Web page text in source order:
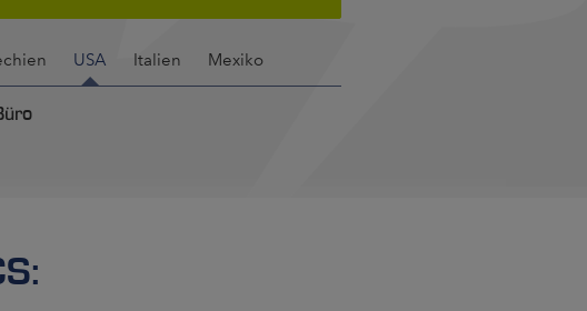
USA Italien Mexiko